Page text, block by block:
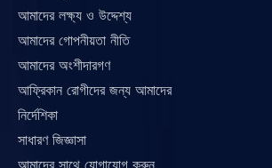
আমাদের লক্ষ্য ও উদ্দেশ্য
আমাদের গোপনীয়তা নীতি
আমাদের অংশীদারগণ
আফ্রিকান রোগীদের জন্য আমাদের
নির্দেশিকা
সাধারণ জিজ্ঞাসা
আমাদের সাথে যোগাযোগ করুন